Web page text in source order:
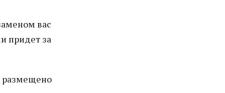
вас
придет за
размещено